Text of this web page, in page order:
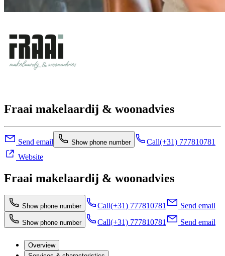
Fraai makelaardij & woonadvies
Send email Show phone number Call(+31) 777810781
Website
Fraai makelaardij & woonadvies
Show phone number Call(+31) 777810781 Send email
Show phone number Call(+31) 777810781 Send email
Overview